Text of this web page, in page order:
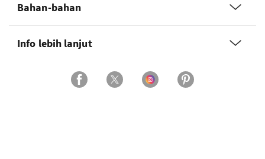
Bahan-bahan
Info lebih lanjut